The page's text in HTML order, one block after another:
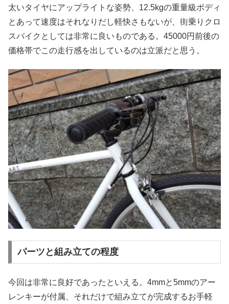
太いタイヤにアップライトな姿勢、12.5kgの重量級ボディ
とあって速度はそれなりだし軽快さもないが、街乗りクロ
スバイクとしては非常に良いものである。45000円前後の
価格帯でこの走行感を出しているのは立派だと思う。
パーツと組み立ての程度
今回は非常に良好であったといえる。4mmと5mmのアー
レンキーが付属、それだけで組み立てが完成するお手軽